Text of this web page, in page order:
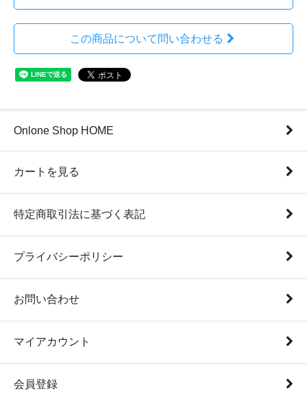
この商品について問い合わせる
Onlone Shop HOME
カートを見る
特定商取引法に基づく表記
プライバシーポリシー
お問い合わせ
マイアカウント
会員登録